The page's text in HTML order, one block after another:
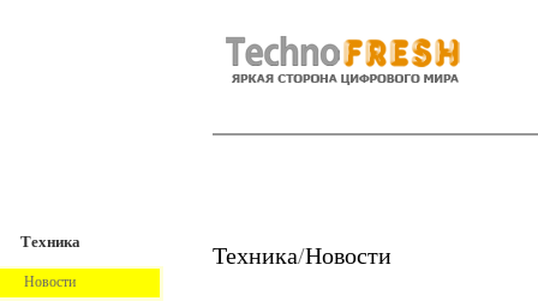
Техника
Новости
Техника/Новости